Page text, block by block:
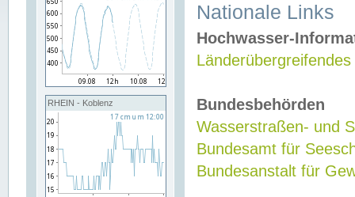
RHEIN - Koblenz
Nationale Links
Hochwasser-
Bundesbehörden
Wasserstraßen- und
Bundesamt für
Bundesanstalt für